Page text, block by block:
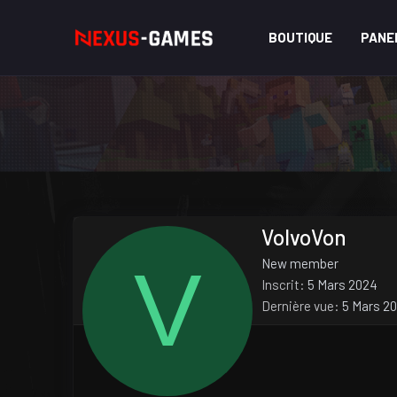
BOUTIQUE
V
VolvoVon
New member
Inscrit 5 Mars 2024
Dernière vue 5 Mars